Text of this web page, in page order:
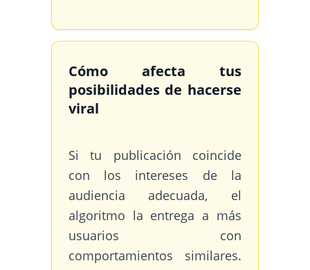
Cómo afecta tus
posibilidades de hacerse
viral
Si tu publicación coincide
con los intereses de la
audiencia adecuada, el
algoritmo la entrega a más
usuarios con
comportamientos similares.